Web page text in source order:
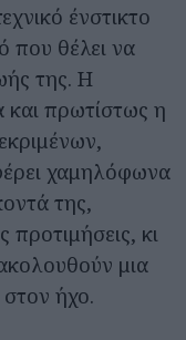
ένστικτο
που θέλει να
της. Η
και πρωτίστως η
χαμηλόφωνα
της,
προτιμήσεις, κι
μια
ήχο.